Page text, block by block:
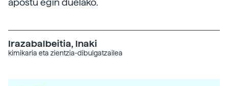
apostu egin duelako.
Irazabalbeitia, Inaki
kimikaria eta zientzia-dibulgatzailea